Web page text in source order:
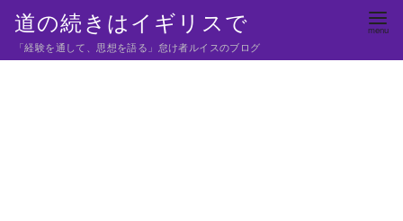
テ
道の続きはイギリスで
「経験を通して、思想を語る」怠け者ルイスのブログ